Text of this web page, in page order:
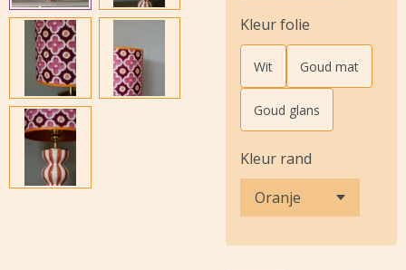
Kleur folie
Wit Goud mat
Goud glans
Kleur rand